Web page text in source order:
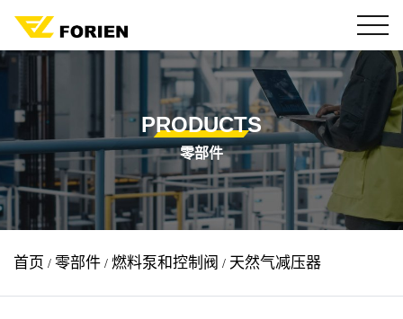
PRODUCTS
零部件
首页 / 零部件 / 燃料泵和控制阀 / 天然气减压器